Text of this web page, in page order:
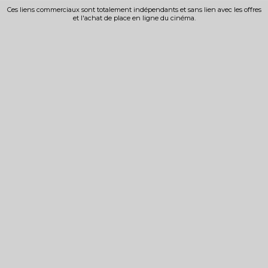
Ces liens commerciaux sont totalement indépendants et sans lien avec les offres
et l'achat de place en ligne du cinéma.